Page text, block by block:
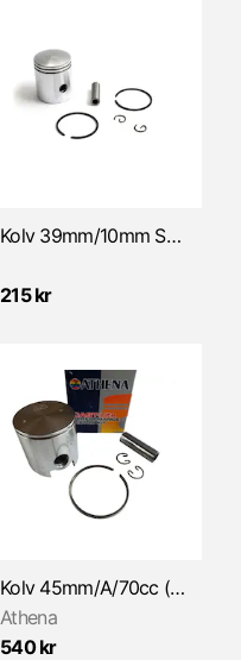
Kolv 39mm/10mm STD (HVA Flinta/Roulette)
215 kr
Kolv 45mm/A/70cc (Sachs 504/505) ATHENA
Athena
540 kr